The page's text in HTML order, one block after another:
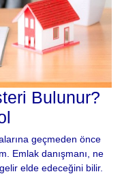
Bulunur?
geçmeden önce
Emlak danışmanı, ne
elde edeceğini bilir.